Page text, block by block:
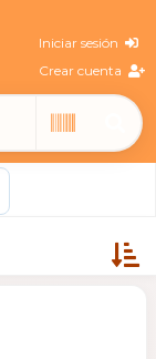
Iniciar sesión
Crear cuenta